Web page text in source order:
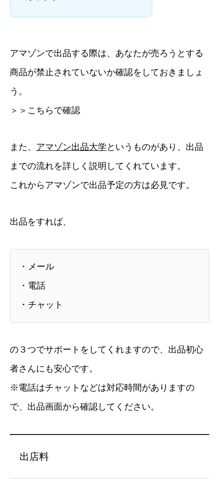
アマゾンで出品する際は、あなたが売ろうとする
商品が禁止されていないか確認をしておきましょ
う。
＞＞こちらで確認
また、 アマゾン出品大学 というものがあり、出品
までの流れを詳しく説明してくれています。
これからアマゾンで出品予定の方は必見です。
出品をすれば、
・メール
・電話
・チャット
の３つでサポートをしてくれますので、出品初心
者さんにも安心です。
※電話はチャットなどは対応時間がありますの
で、出品画面から確認してください。
出店料